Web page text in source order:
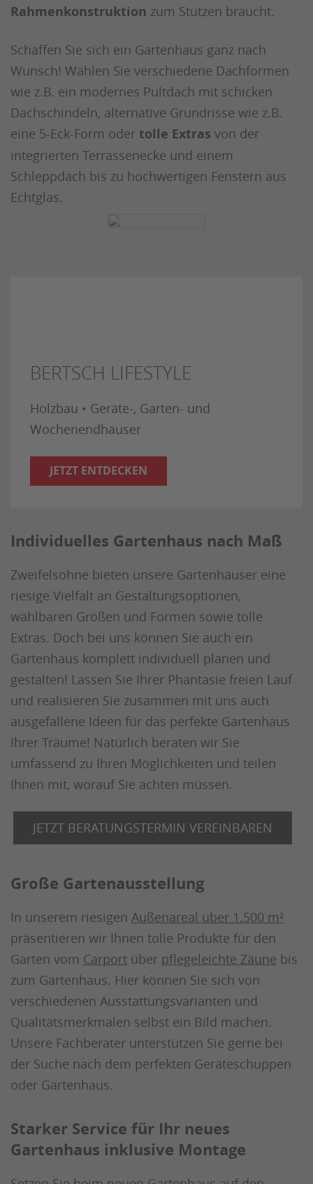
Rahmenkonstruktion zum Stützen braucht.
Schaffen Sie sich ein Gartenhaus ganz nach
Wunsch! Wählen Sie verschiedene Dachformen
wie z.B. ein modernes Pultdach mit schicken
Dachschindeln, alternative Grundrisse wie z.B.
eine 5-Eck-Form oder tolle Extras von der
integrierten Terrassenecke und einem
Schleppdach bis zu hochwertigen Fenstern aus
Echtglas.
BERTSCH LIFESTYLE
Holzbau • Geräte-, Garten- und
Wochenendhäuser
JETZT ENTDECKEN
Individuelles Gartenhaus nach Maß
Zweifelsohne bieten unsere Gartenhäuser eine
riesige Vielfalt an Gestaltungsoptionen,
wählbaren Größen und Formen sowie tolle
Extras. Doch bei uns können Sie auch ein
Gartenhaus komplett individuell planen und
gestalten! Lassen Sie Ihrer Phantasie freien Lauf
und realisieren Sie zusammen mit uns auch
ausgefallene Ideen für das perfekte Gartenhaus
Ihrer Träume! Natürlich beraten wir Sie
umfassend zu Ihren Möglichkeiten und teilen
Ihnen mit, worauf Sie achten müssen.
JETZT BERATUNGSTERMIN VEREINBAREN
Große Gartenausstellung
In unserem riesigen Außenareal über 1.500 m²
präsentieren wir Ihnen tolle Produkte für den
Garten vom Carport über pflegeleichte Zäune bis
zum Gartenhaus. Hier können Sie sich von
verschiedenen Ausstattungsvarianten und
Qualitätsmerkmalen selbst ein Bild machen.
Unsere Fachberater unterstützen Sie gerne bei
der Suche nach dem perfekten Geräteschuppen
oder Gartenhaus.
Starker Service für Ihr neues
Gartenhaus inklusive Montage